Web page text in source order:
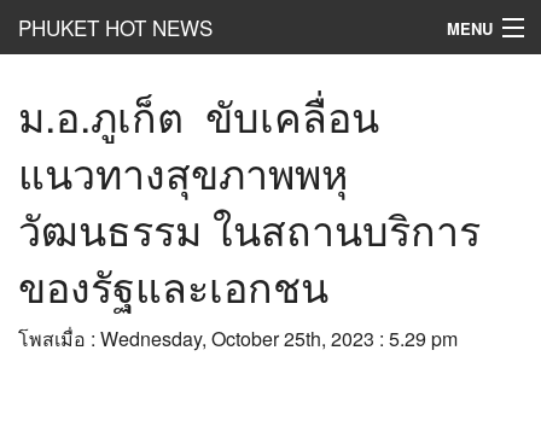
PHUKET HOT NEWS MENU
Hot Clip
HotList
Hot Gossip
Hot Business
เที่ยว ชิม ช๊อป
ม.อ.ภูเก็ต ขับเคลื่อน
แนวทางสุขภาพพหุ
วัฒนธรรม ในสถานบริการ
ของรัฐและเอกชน
โพสเมื่อ : Wednesday, October 25th, 2023 : 5.29 pm